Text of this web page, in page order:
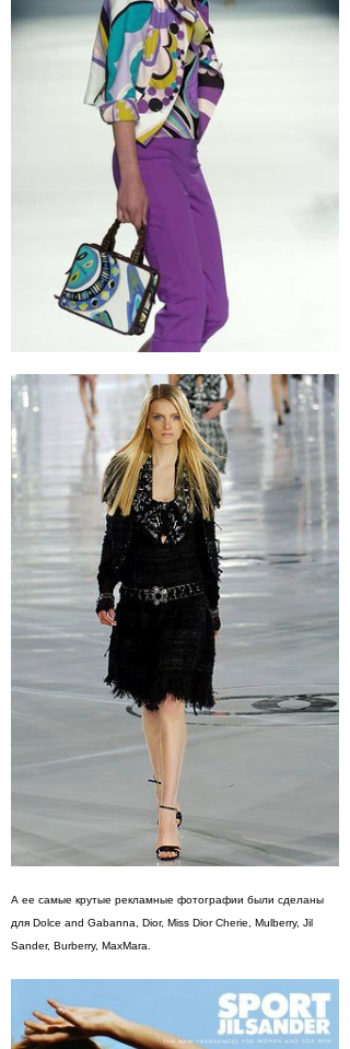
А ее самые крутые рекламные фотографии были сделаны
для Dolce and Gabanna, Dior, Miss Dior Cherie, Mulberry, Jil
Sander, Burberry, MaxMara.